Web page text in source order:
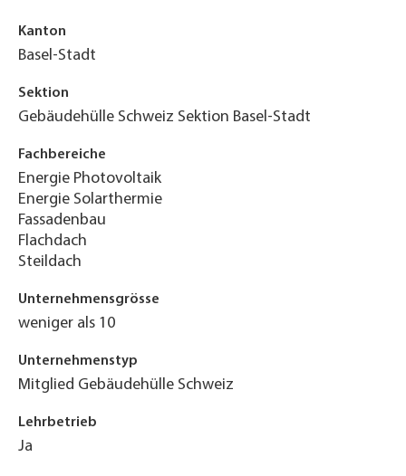
Kanton
Basel-Stadt
Sektion
Gebäudehülle Schweiz Sektion Basel-Stadt
Fachbereiche
Energie Photovoltaik
Energie Solarthermie
Fassadenbau
Flachdach
Steildach
Unternehmensgrösse
weniger als 10
Unternehmenstyp
Mitglied Gebäudehülle Schweiz
Lehrbetrieb
Ja